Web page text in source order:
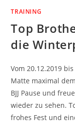
TRAINING
Top
die
Vom 20.12.2019
Matte maximal
BJJ Pause und
wieder zu sehen.
frohes Fest und